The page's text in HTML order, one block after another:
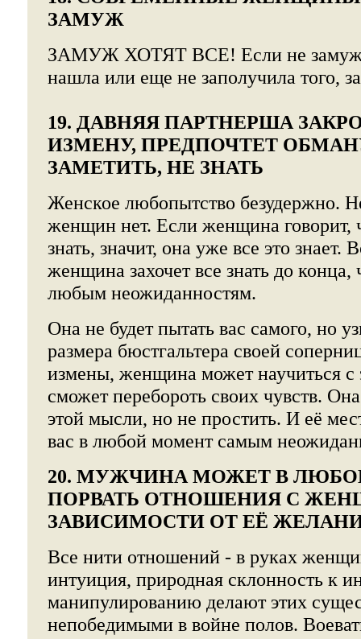
ЗАМУЖ
ЗАМУЖ ХОТЯТ ВСЕ! Если не
нашла или еще не заполучила того, за
19. ДАВНЯЯ ПАРТНЕРША
ИЗМЕНУ, ПРЕДПОЧТЕТ
ЗАМЕТИТЬ, НЕ ЗНАТЬ
Женское любопытство безудержно.
женщин нет. Если женщина говорит,
знать, значит, она уже все это знает.
женщина захочет все знать до конца,
любым неожиданностям.
Она не будет пытать вас самого, но
размера бюстгальтера своей
измены, женщина может научиться с
сможет перебороть своих чувств.
этой мысли, но не простить. И её
вас в любой момент самым
20. МУЖЧИНА МОЖЕТ В
ПОРВАТЬ ОТНОШЕНИЯ С
ЗАВИСИМОСТИ ОТ ЕЁ
Все нити отношений - в руках
интуиция, природная склонность к
манипулированию делают этих
непобедимыми в войне полов.